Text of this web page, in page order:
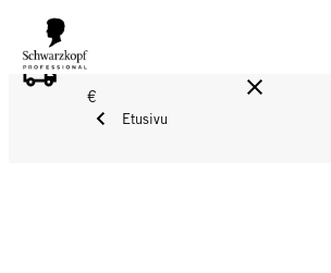
ILMAINEN TOIMITUS YLI 160 €
€
Etusivu